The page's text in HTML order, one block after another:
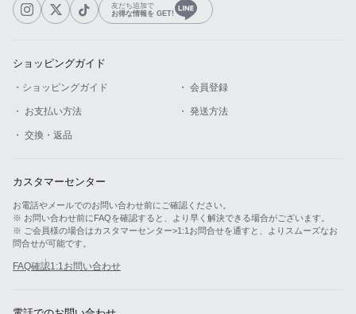
友だち追加で
お得な情報を GET!
ショッピングガイド
・ショッピングガイド ・ 会員登録
・ お支払い方法 ・ 発送方法
・ 交換・返品
カスタマーセンター
お電話やメールでのお問い合わせ前にご確認ください。
※ お問い合わせ前にFAQを確認すると、より早く解決できる場合がございます。
※ ご会員様の場合はカスタマーセンター>1:1お問合せを通すと、よりスムーズなお
問合せが可能です。
FAQ確認1:1お問い合わせ